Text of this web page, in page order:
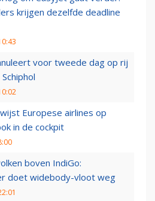
krijgen dezelfde deadline
voor tweede dag op rij
Europese airlines op
in de cockpit
boven IndiGo:
doet widebody-vloot weg